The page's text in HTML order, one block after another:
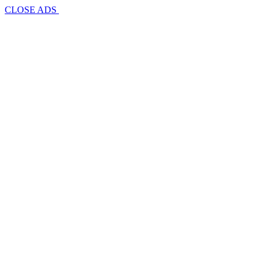
CLOSE ADS